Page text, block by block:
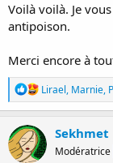
Voilà voilà. Je
antipoison.
Merci encore à
R
é
a
c
t
i
Lirael, Marnie,
Sekhmet
Modératrice